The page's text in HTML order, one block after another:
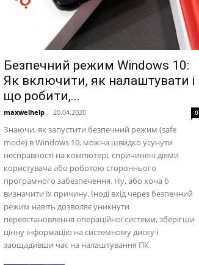
Безпечний режим Windows 10:
Як включити, як налаштувати і
що робити,...
maxwelhelp - 20.04.2020 0
Знаючи, як запустити безпечний режим (safe
mode) в Windows 10, можна швидко усунути
несправності на компютері, спричинені діями
користувача або роботою стороннього
програмного забезпечення. Ну, або хоча б
визначити їх причину. Іноді вхід через безпечний
режим навіть дозволяє уникнути
перевстановлення операційної системи, зберігши
цінну інформацію на системному диску і
заощадивши час на налаштування ПК.